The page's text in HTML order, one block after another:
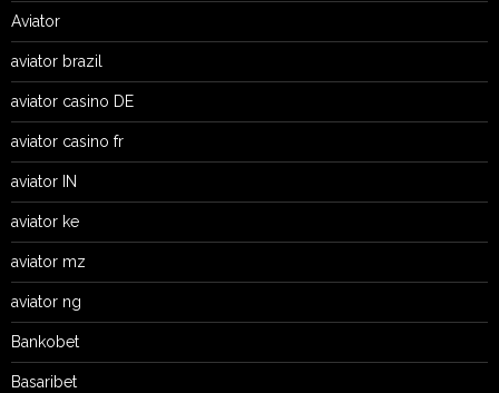
Aviator
aviator brazil
aviator casino DE
aviator casino fr
aviator IN
aviator ke
aviator mz
aviator ng
Bankobet
Basaribet